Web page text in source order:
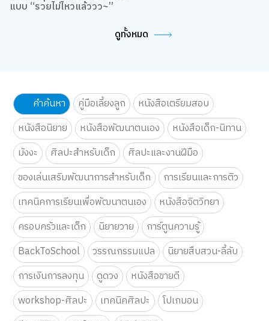
ฉบับคนรุ่นใหม่ เรียกเงินเข้าได้
ดูทั้งหมด
คำค้นหา คู่มือเลี้ยงลูก
หนังสือเตรียมสอบ
หนังสือนิยาย
หนังสือพัฒนาตนเอง
หนังสือเด็ก-นิทาน
มังงะ
ศิลปะสำหรับเด็ก
ศิลปะและงานฝีมือ
ของเล่นเสริมพัฒนาการสำหรับเด็ก
การเรียนและการติว
เทคนิคการเรียนเพื่อพัฒนาตนเอง
หนังสือจิตวิทยา
ครอบครัวและเด็ก
นิยายวาย
การ์ตูนความรู้
BackToSchool
วรรณกรรมแปล
นิยายสืบสวน-ลี้ลับ
การเงินการลงทุน
ดูดวง
หนังสือขายดี
workshop-ศิลปะ
เทคนิคศิลปะ
โปเกมอน